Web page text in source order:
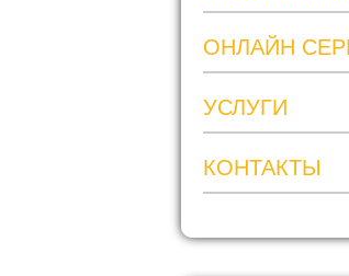
ОНЛАЙН
УСЛУГИ
КОНТАКТЫ